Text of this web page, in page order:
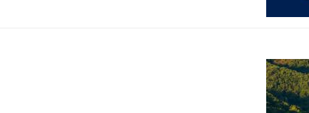
Visuel
actualités